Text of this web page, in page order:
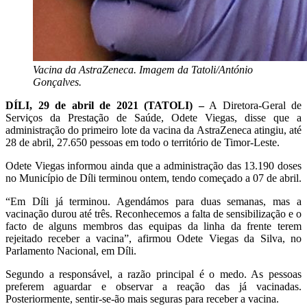
Vacina da AstraZeneca. Imagem da Tatoli/António
Gonçalves.
DÍLI, 29 de abril de 2021 (TATOLI) –A Diretora-Geral de
Serviços da Prestação de Saúde, Odete Viegas, disse que a
administração do primeiro lote da vacina da AstraZeneca atingiu, até
28 de abril, 27.650 pessoas em todo o território de Timor-Leste.
Odete Viegas informou ainda que a administração das 13.190 doses
no Município de Díli terminou ontem, tendo começado a 07 de abril.
“Em Díli já terminou. Agendámos para duas semanas, mas a
vacinação durou até três. Reconhecemos a falta de sensibilização e o
facto de alguns membros das equipas da linha da frente terem
rejeitado receber a vacina”, afirmou Odete Viegas da Silva, no
Parlamento Nacional, em Díli.
Segundo a responsável, a razão principal é o medo. As pessoas
preferem aguardar e observar a reação das já vacinadas.
Posteriormente, sentir-se-ão mais seguras para receber a vacina.